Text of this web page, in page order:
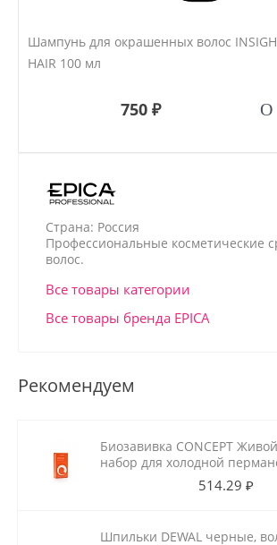
Шампунь для окрашенных волос
HAIR 100 мл
750 ₽
Страна: Россия
Профессиональные косметические
волос.
Все товары категории
Все товары бренда EPICA
Рекомендуем
Биозавивка CONCEPT
набор для холодной
завивки для ослабленных
514.29 ₽
Шпильки DEWAL черные,